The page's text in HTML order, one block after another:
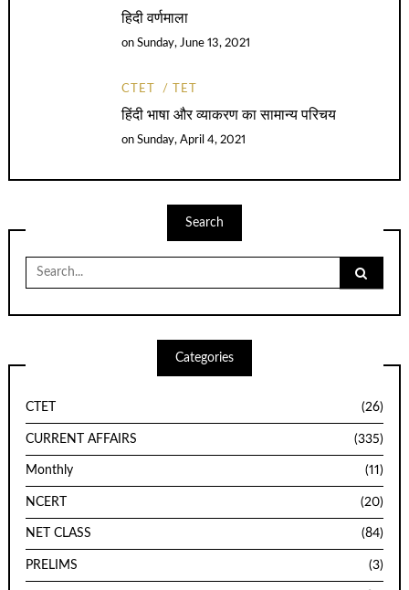
हिदी वर्णमाला
onSunday, June 13, 2021
CTET TET
हिंदी भाषा और व्याकरण का सामान्य परिचय
onSunday, April 4, 2021
Search
Search
for:
Categories
CTET (26)
CURRENT AFFAIRS (335)
Monthly (11)
NCERT (20)
NET CLASS (84)
PRELIMS (3)